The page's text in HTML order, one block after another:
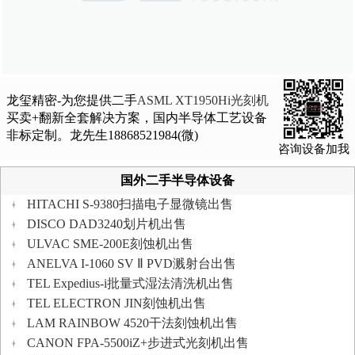
龙玺精密-为您提供二手ASML XT1950Hi光刻机
买卖+翻新全套解决方案，国内半导体工艺设备
非标定制。龙先生18868521984(微)
咨询设备加我
国外二手半导体设备
HITACHI S-9380扫描电子显微镜出售
DISCO DAD3240划片机出售
ULVAC SME-200E刻蚀机出售
ANELVA I-1060 SV Ⅱ PVD溅射台出售
TEL Expedius-i批量式湿法清洗机出售
TEL ELECTRON JIN刻蚀机出售
LAM RAINBOW 4520干法刻蚀机出售
CANON FPA-5500iZ+步进式光刻机出售